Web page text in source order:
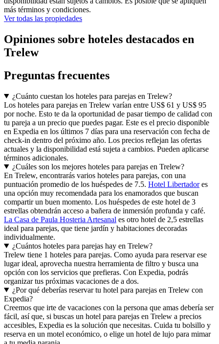
más términos y condiciones.
Ver todas las propiedades
Opiniones sobre hoteles destacados en
Trelew
Preguntas frecuentes
¿Cuánto cuestan los hoteles para parejas en Trelew?
Los hoteles para parejas en Trelew varían entre US$ 61 y US$ 95
por noche. Esto te da la oportunidad de pasar tiempo de calidad con
tu pareja a un precio que puedes pagar. Este es el precio disponible
en Expedia en los últimos 7 días para una reservación con fecha de
check-in dentro del próximo año. Los precios reflejan las ofertas
actuales y la disponibilidad está sujeta a cambios. Pueden aplicarse
términos adicionales.
¿Cuáles son los mejores hoteles para parejas en Trelew?
En Trelew, encontrarás varios hoteles para parejas, con una
puntuación promedio de los huéspedes de 7.5. Hotel Libertadores
una opción muy recomendada para los enamorados que buscan
compartir un buen momento. Los huéspedes de este hotel de 3
estrellas obtendrán acceso a bañera de inmersión profunda y café.
La Casa de Paula Hosteria Artesanal es otro hotel de 2,5 estrellas
ideal para parejas, que tiene jardín y habitaciones decoradas
individualmente.
¿Cuántos hoteles para parejas hay en Trelew?
Trelew tiene 1 hoteles para parejas. Como ayuda para reservar ese
lugar ideal, aprovecha nuestra herramienta de filtro y busca una
opción con los servicios que prefieras. Con Expedia, podrás
organizar tus próximas vacaciones de a dos.
¿Por qué deberías reservar tu hotel para parejas en Trelew con
Expedia?
Creemos que irte de vacaciones con la persona que amas debería ser
fácil, así que, si buscas un hotel para parejas en Trelew a precios
accesibles, Expedia es la solución que necesitas. Cuida tu bolsillo y
reserva en un motel económico, o elige un hotel de lujo para mimar